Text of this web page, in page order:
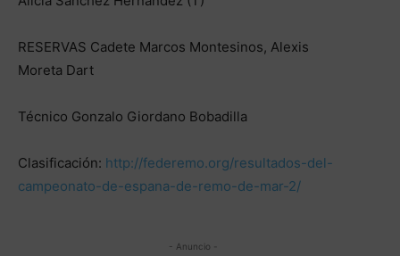
RESERVAS Cadete Marcos Montesinos, Alexis
Moreta Dart
Técnico Gonzalo Giordano Bobadilla
Clasificación: http://federemo.org/resultados-del-
campeonato-de-espana-de-remo-de-mar-2/
- Anuncio -